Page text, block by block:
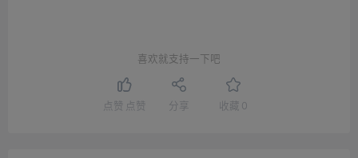
喜欢就支持一下吧
点赞 点赞 分享 收藏 0